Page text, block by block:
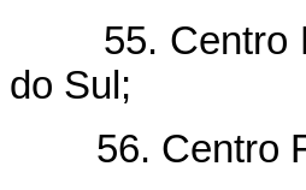
55. Centro
do Sul;
56. Centro